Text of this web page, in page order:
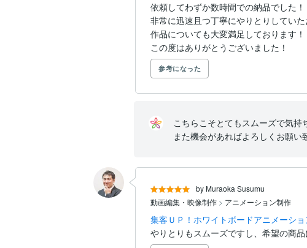
依頼してわずか数時間での納品でした！
非常に迅速且つ丁寧にやりとりしていた
作品についても大変満足しております！
この度はありがとうございました！
参考になった
こちらこそとてもスムーズで気持
また機会があればよろしくお願い
by Muraoka Susumu
動画編集・映像制作 > アニメーション制作
集客ＵＰ！ホワイトボードアニメーシ
やりとりもスムーズですし、希望の商